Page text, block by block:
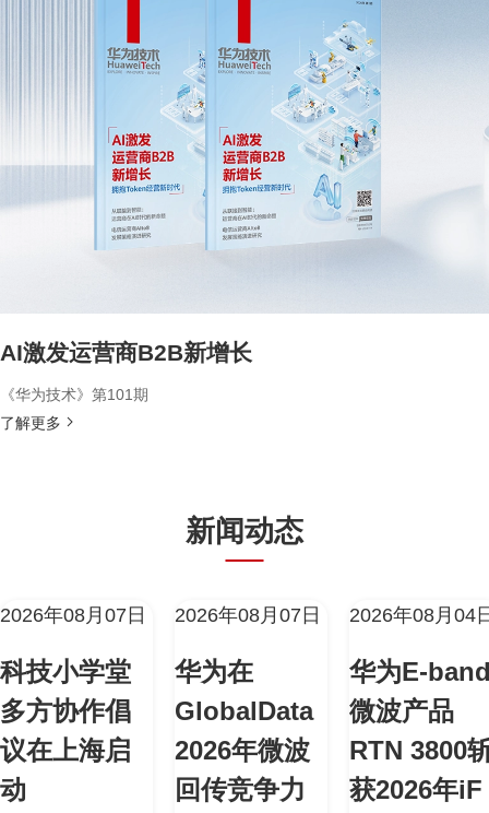
AI激发运营商B2B新增长
《华为技术》第101期
了解更多
新闻动态
2026年08月07日
科技小学堂
多方协作倡
议在上海启
动
2026年08月07日
华为在
GlobalData
2026年微波
回传竞争力
2026年08月04
华为E-
微波产品
RTN 3800
获2026年iF